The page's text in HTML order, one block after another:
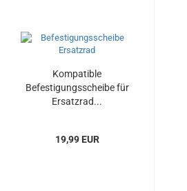
Kompatible
Befestigungsscheibe für
Ersatzrad...
19,99 EUR